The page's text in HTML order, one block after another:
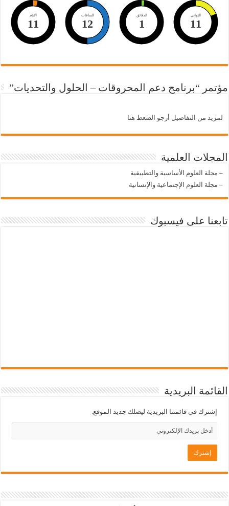
الايام
11
الساعات
12
الدقائق
1
الثواني
10
مؤتمر “برنامج دعم المحروقات – الحلول والتحديات”
لمزيد من التفاصيل أرجو الضعط هنا
المجلات العلمية
– مجلة العلوم الأساسية والتطبيقية
– مجلة العلوم الإجتماعية والإنسانية
تابعنا على فيسبوك
القائمة البريدية
إشترك في قائمتنا البريدية ليصلك جديد الموقع.